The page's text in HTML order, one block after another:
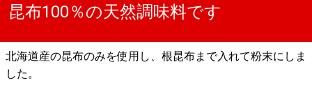
昆布100％の天然調味料です
北海道産の昆布のみを使用し、根昆布まで入れて粉末にしま
した。